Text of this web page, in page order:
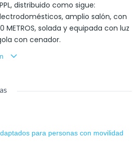
distribuido como sigue:
amplio salón, con
METROS, solada y equipada con luz
con cenador.
uno de ellos exterior y
plazas de parking con acceso
disponemos de suelos de tarima
para personas con movilidad